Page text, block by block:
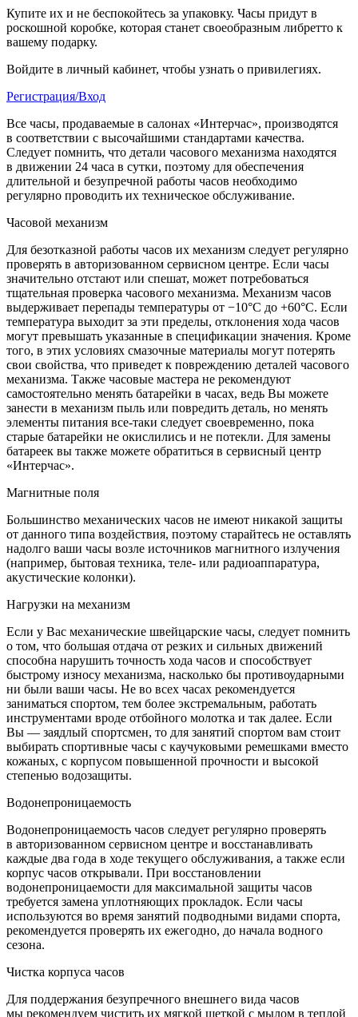
Купите их и не беспокойтесь за упаковку. Часы придут в
роскошной коробке, которая станет своеобразным либретто к
вашему подарку.
Войдите в личный кабинет, чтобы узнать о привилегиях.
Регистрация/Вход
Все часы, продаваемые в салонах «Интерчас», производятся
в соответствии с высочайшими стандартами качества.
Следует помнить, что детали часового механизма находятся
в движении 24 часа в сутки, поэтому для обеспечения
длительной и безупречной работы часов необходимо
регулярно проводить их техническое обслуживание.
Часовой механизм
Для безотказной работы часов их механизм следует регулярно
проверять в авторизованном сервисном центре. Если часы
значительно отстают или спешат, может потребоваться
тщательная проверка часового механизма. Механизм часов
выдерживает перепады температуры от −10°C до +60°C. Если
температура выходит за эти пределы, отклонения хода часов
могут превышать указанные в спецификации значения. Кроме
того, в этих условиях смазочные материалы могут потерять
свои свойства, что приведет к повреждению деталей часового
механизма. Также часовые мастера не рекомендуют
самостоятельно менять батарейки в часах, ведь Вы можете
занести в механизм пыль или повредить деталь, но менять
элементы питания все-таки следует своевременно, пока
старые батарейки не окислились и не потекли. Для замены
батареек вы также можете обратиться в сервисный центр
«Интерчас».
Магнитные поля
Большинство механических часов не имеют никакой защиты
от данного типа воздействия, поэтому старайтесь не оставлять
надолго ваши часы возле источников магнитного излучения
(например, бытовая техника, теле- или радиоаппаратура,
акустические колонки).
Нагрузки на механизм
Если у Вас механические швейцарские часы, следует помнить
о том, что большая отдача от резких и сильных движений
способна нарушить точность хода часов и способствует
быстрому износу механизма, насколько бы противоударными
ни были ваши часы. Не во всех часах рекомендуется
заниматься спортом, тем более экстремальным, работать
инструментами вроде отбойного молотка и так далее. Если
Вы — заядлый спортсмен, то для занятий спортом вам стоит
выбирать спортивные часы с каучуковыми ремешками вместо
кожаных, с корпусом повышенной прочности и высокой
степенью водозащиты.
Водонепроницаемость
Водонепроницаемость часов следует регулярно проверять
в авторизованном сервисном центре и восстанавливать
каждые два года в ходе текущего обслуживания, а также если
корпус часов открывали. При восстановлении
водонепроницаемости для максимальной защиты часов
требуется замена уплотняющих прокладок. Если часы
используются во время занятий подводными видами спорта,
рекомендуется проверять их ежегодно, до начала водного
сезона.
Чистка корпуса часов
Для поддержания безупречного внешнего вида часов
мы рекомендуем чистить их мягкой щеткой с мылом в теплой